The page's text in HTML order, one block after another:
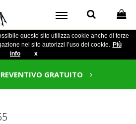
questo sito utilizza cookie anche di terze
nel sito autorizzi l’uso dei cookie. Più
info
x
GRATUITO